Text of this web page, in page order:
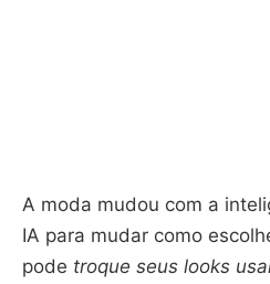
A moda mudou com a
IA para mudar como
pode troque seus looks